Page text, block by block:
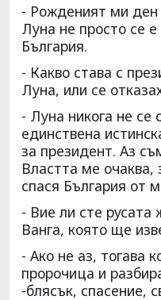
- Рожденият ми ден
Луна не просто се
България.
- Какво става с
Луна, или се
- Луна никога не се
единствена
за президент. Аз
Властта ме
спася България от
- Вие ли сте русата
Ванга, която ще
- Ако не аз, тогава
пророчица и
-блясък, спасение,